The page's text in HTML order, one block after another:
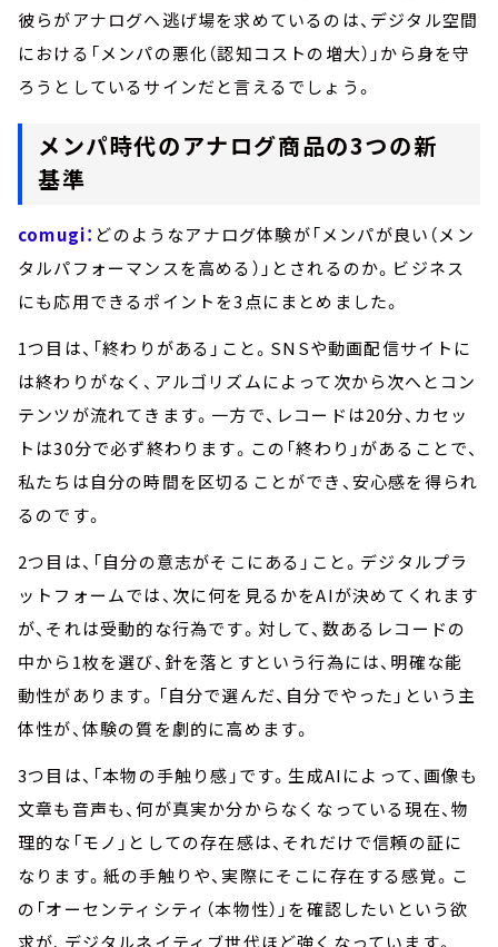
彼らがアナログへ逃げ場を求めているのは、デジタル空間
における「メンパの悪化（認知コストの増大）」から身を守
ろうとしているサインだと言えるでしょう。
メンパ時代のアナログ商品の3つの新
基準
comugi： どのようなアナログ体験が「メンパが良い（メン
タルパフォーマンスを高める）」とされるのか。ビジネス
にも応用できるポイントを3点にまとめました。
1つ目は、「終わりがある」こと。SNSや動画配信サイトに
は終わりがなく、アルゴリズムによって次から次へとコン
テンツが流れてきます。一方で、レコードは20分、カセッ
トは30分で必ず終わります。この「終わり」があることで、
私たちは自分の時間を区切ることができ、安心感を得られ
るのです。
2つ目は、「自分の意志がそこにある」こと。デジタルプラ
ットフォームでは、次に何を見るかをAIが決めてくれます
が、それは受動的な行為です。対して、数あるレコードの
中から1枚を選び、針を落とすという行為には、明確な能
動性があります。「自分で選んだ、自分でやった」という主
体性が、体験の質を劇的に高めます。
3つ目は、「本物の手触り感」です。生成AIによって、画像も
文章も音声も、何が真実か分からなくなっている現在、物
理的な「モノ」としての存在感は、それだけで信頼の証に
なります。紙の手触りや、実際にそこに存在する感覚。こ
の「オーセンティシティ（本物性）」を確認したいという欲
求が、デジタルネイティブ世代ほど強くなっています。